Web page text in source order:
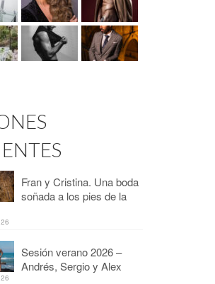
Fran y Cristina. Una boda
soñada a los pies de la
Sesión verano 2026 –
Andrés, Sergio y Alex